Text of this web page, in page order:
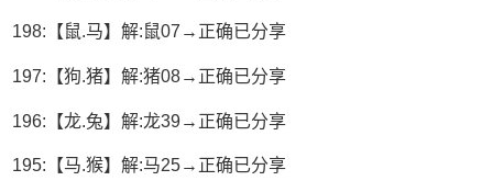
198:【鼠.马】解:鼠07→正确已分享
197:【狗.猪】解:猪08→正确已分享
196:【龙.兔】解:龙39→正确已分享
195:【马.猴】解:马25→正确已分享